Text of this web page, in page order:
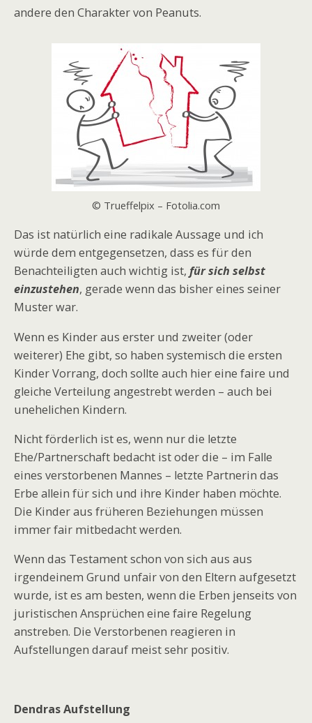
andere den Charakter von Peanuts.
© Trueffelpix – Fotolia.com
Das ist natürlich eine radikale Aussage und ich
würde dem entgegensetzen, dass es für den
Benachteiligten auch wichtig ist, für sich selbst
einzustehen, gerade wenn das bisher eines seiner
Muster war.
Wenn es Kinder aus erster und zweiter (oder
weiterer) Ehe gibt, so haben systemisch die ersten
Kinder Vorrang, doch sollte auch hier eine faire und
gleiche Verteilung angestrebt werden – auch bei
unehelichen Kindern.
Nicht förderlich ist es, wenn nur die letzte
Ehe/Partnerschaft bedacht ist oder die – im Falle
eines verstorbenen Mannes – letzte Partnerin das
Erbe allein für sich und ihre Kinder haben möchte.
Die Kinder aus früheren Beziehungen müssen
immer fair mitbedacht werden.
Wenn das Testament schon von sich aus aus
irgendeinem Grund unfair von den Eltern aufgesetzt
wurde, ist es am besten, wenn die Erben jenseits von
juristischen Ansprüchen eine faire Regelung
anstreben. Die Verstorbenen reagieren in
Aufstellungen darauf meist sehr positiv.
Dendras Aufstellung